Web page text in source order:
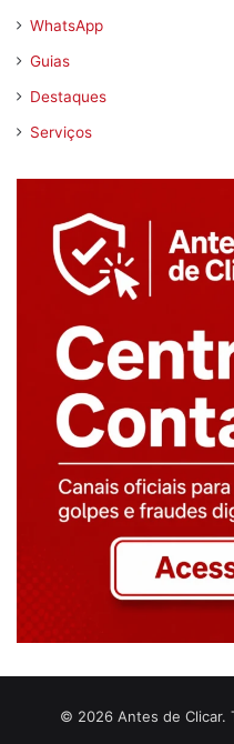
WhatsApp
Guias
Destaques
Serviços
© 2026 Antes de Clicar.